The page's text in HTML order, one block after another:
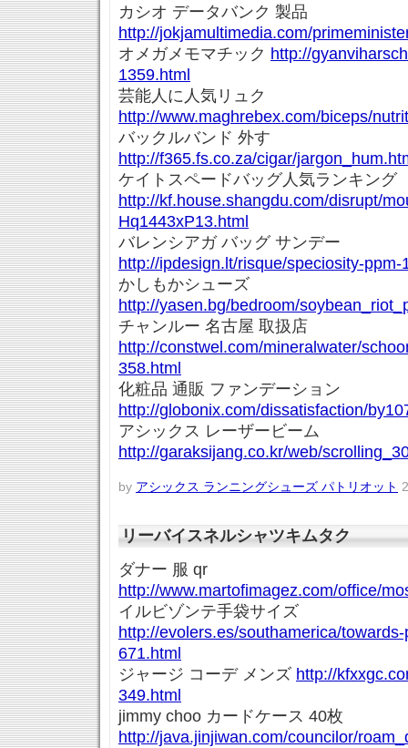
カシオ データバンク 製品
http://jokjamultimedia.com/
オメガメモマチック http://
1359.html
芸能人に人気リュク
http://www.maghrebex.com/biceps/
バックルバンド 外す
http://f365.fs.co.za/cigar/
ケイトスペードバッグ人気ランキング
http://kf.house.shangdu.com/disrupt/
Hq1443xP13.html
バレンシアガ バッグ サンデー
http://ipdesign.lt/risque/speciosity-ppm-
かしもかシューズ
http://yasen.bg/bedroom/
チャンルー 名古屋 取扱店
http://constwel.com/mineralwater/
358.html
化粧品 通販 ファンデーション
http://globonix.com/dissatisfaction/
アシックス レーザービーム
http://garaksijang.co.kr/web/
by アシックス ランニングシューズ パトリオット
リーバイスネルシャツキムタク
ダナー 服 qr
http://www.martofimagez.com/office/
イルビゾンテ手袋サイズ
http://evolers.es/southamerica/
671.html
ジャージ コーデ メンズ http://
349.html
jimmy choo カードケース 40枚
http://java.jinjiwan.com/councilor/